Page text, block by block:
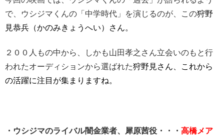
で、ウシジマくんの「中学時代」を演じるのが、この狩野
見恭兵（かのみきょうへい）さん。
２００人もの中から、しかも山田孝之さん立会いのもと行
われたオーディションから選ばれた狩野見さん、これから
の活躍に注目が集まりますね。
・ウシジマのライバル闇金業者、犀原茜役・・・ 高橋メア